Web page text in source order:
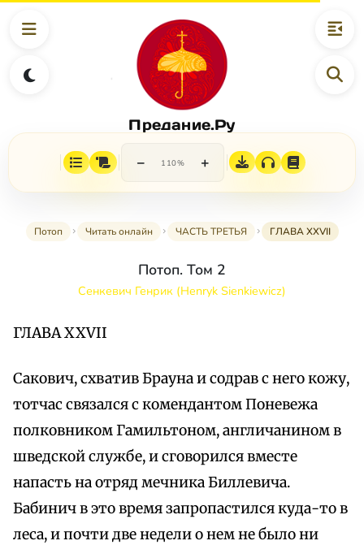
Предание.Ру
− 110% +
Потоп Читать онлайн ЧАСТЬ ТРЕТЬЯ ГЛАВА XXVII
Потоп. Том 2
Сенкевич Генрик (Henryk Sienkiewicz)
ГЛАВА XXVII
Сакович, схватив Брауна и содрав с него кожу,
тотчас связался с комендантом Поневежа
полковником Гамильтоном, англичанином в
шведской службе, и сговорился вместе
напасть на отряд мечника Биллевича.
Бабинич в это время запропастился куда-то в
леса, и почти две недели о нем не было ни